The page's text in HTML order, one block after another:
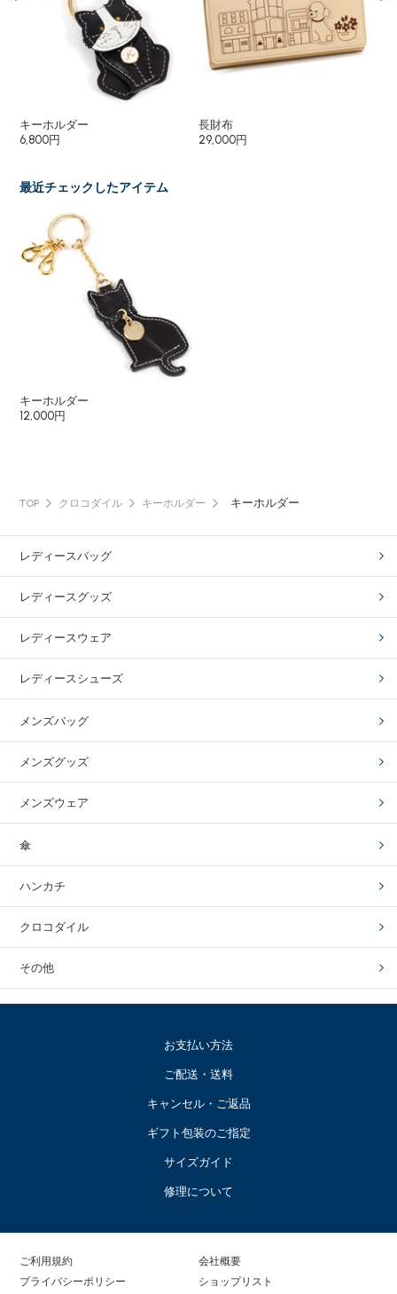
キーホルダー
6,800円
長財布
29,000円
最近チェックしたアイテム
キーホルダー
12,000円
TOP クロコダイル キーホルダー キーホルダー
レディースバッグ
レディースグッズ
レディースウェア
レディースシューズ
メンズバッグ
メンズグッズ
メンズウェア
傘
ハンカチ
クロコダイル
その他
お支払い方法
ご配送・送料
キャンセル・ご返品
ギフト包装のご指定
サイズガイド
修理について
ご利用規約
プライバシーポリシー
会社概要
ショップリスト